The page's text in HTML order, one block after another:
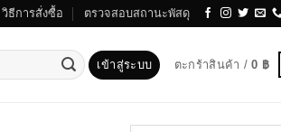
วิธีการสั่งซื้อ ตรวจสอบสถานะพัสดุ
เข้าสู่ระบบ ตะกร้าสินค้า /0 ฿